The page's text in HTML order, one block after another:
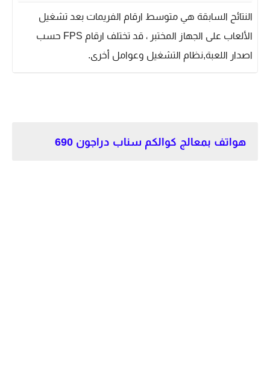
النتائح السابقة هي متوسط ارقام الفريمات بعد تشغيل
الألعاب على الجهاز المختبر ، قد تختلف ارقام FPS حسب
اصدار اللعبة,نظام التشغيل وعوامل أخرى.
هواتف بمعالج كوالكم سناب دراجون 690